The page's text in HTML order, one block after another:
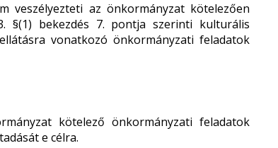
veszélyezteti az önkormányzat kötelezően
§(1) bekezdés 7. pontja szerinti kulturális
vonatkozó önkormányzati feladatok
kötelező önkormányzati feladatok
e célra.